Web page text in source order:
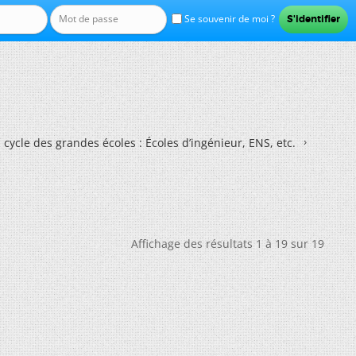
Se souvenir de moi ?
cycle des grandes écoles : Écoles d’ingénieur, ENS, etc.
Affichage des résultats 1 à 19 sur 19